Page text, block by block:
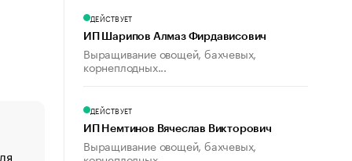
«От спорта тело стареет иначе». Как живет глава
ДЕЙСТВУЕТ
ИП Шарипов Алмаз Фирдависович
Выращивание овощей, бахчевых,
корнеплодных...
ДЕЙСТВУЕТ
ИП Немтинов Вячеслав Викторович
Выращивание овощей, бахчевых,